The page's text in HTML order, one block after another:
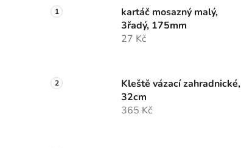
kartáč mosazný malý,
3řadý, 175mm
27 Kč
Kleště vázací zahradnické,
32cm
365 Kč